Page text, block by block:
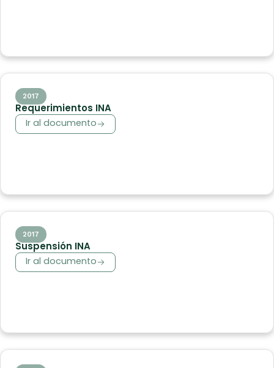
2017
Requerimientos INA
Ir al documento
2017
Suspensión INA
Ir al documento